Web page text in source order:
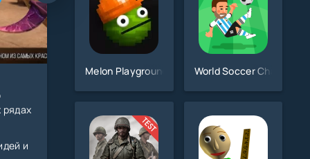
рядах
и
Melon Playground 26.2.1World Soccer Champs